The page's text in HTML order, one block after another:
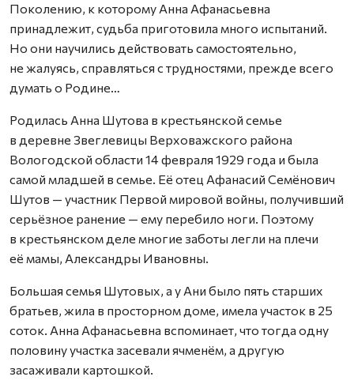
Поколению, к которому Анна Афанасьевна
принадлежит, судьба приготовила много испытаний.
Но они научились действовать самостоятельно,
не жалуясь, справляться с трудностями, прежде всего
думать о Родине…
Родилась Анна Шутова в крестьянской семье
в деревне Звеглевицы Верховажского района
Вологодской области 14 февраля 1929 года и была
самой младшей в семье. Её отец Афанасий Семёнович
Шутов — участник Первой мировой войны, получивший
серьёзное ранение — ему перебило ноги. Поэтому
в крестьянском деле многие заботы легли на плечи
её мамы, Александры Ивановны.
Большая семья Шутовых, а у Ани было пять старших
братьев, жила в просторном доме, имела участок в 25
соток. Анна Афанасьевна вспоминает, что тогда одну
половину участка засевали ячменём, а другую
засаживали картошкой.